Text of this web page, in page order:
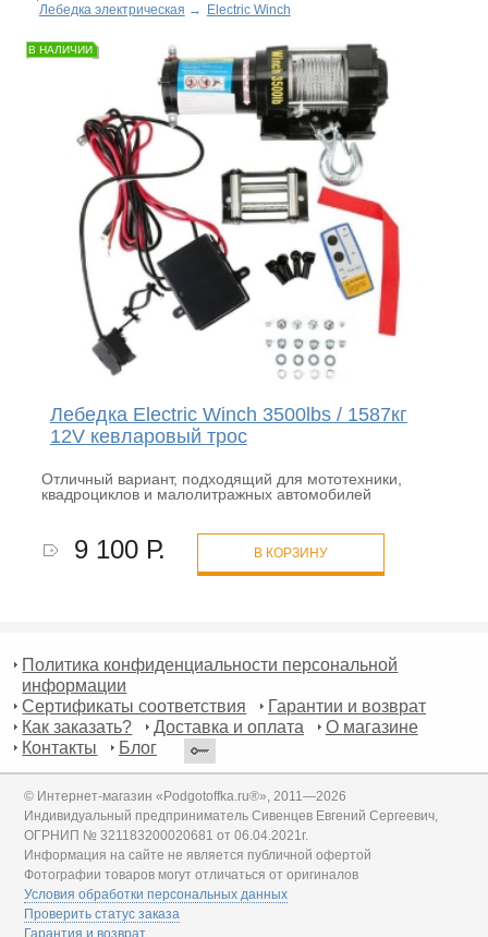
Лебедка электрическая → Electric Winch
В НАЛИЧИИ
Лебедка Electric Winch 3500lbs / 1587кг
12V кевларовый трос
Отличный вариант, подходящий для мототехники,
квадроциклов и малолитражных автомобилей
9 100 Р. В КОРЗИНУ
Политика конфиденциальности персональной
информации
Сертификаты соответствия
Гарантии и возврат
Как заказать?
Доставка и оплата
О магазине
Контакты
Блог
© Интернет-магазин «Podgotoffka.ru®», 2011—2026
Индивидуальный предприниматель Сивенцев Евгений Сергеевич,
ОГРНИП № 321183200020681 от 06.04.2021г.
Информация на сайте не является публичной офертой
Фотографии товаров могут отличаться от оригиналов
Условия обработки персональных данных
Проверить статус заказа